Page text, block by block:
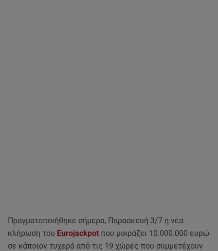
Πραγματοποιήθηκε σήμερα, Παρασκευή 3/7 η νέα
κλήρωση του Eurojackpot που μοιράζει 10.000.000 ευρώ
σε κάποιον τυχερό από τις 19 χώρες που συμμετέχουν